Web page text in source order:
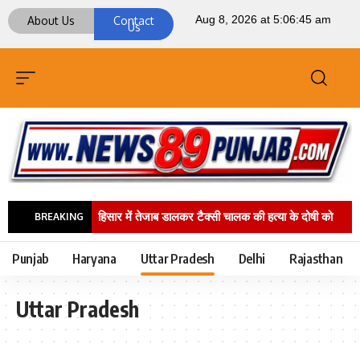
About Us Contact
Us
BREAKING हिसार में तेजाब डालकर टैक्सी चालक की हत्या के दोषी को
हुई घटना के बाद सीएम भगवंत सिंह मान ने बरनाला डीएसपी को
तुरंत सस्पेंड करने का दिया आदेश: मीत हेयर
आज़म भगत सिंह, राजगुरु और सुखदेव को ‘भारत रत्न’ दिए
Punjab Haryana Uttar Pradesh Delhi Rajasthan
Uttar Pradesh